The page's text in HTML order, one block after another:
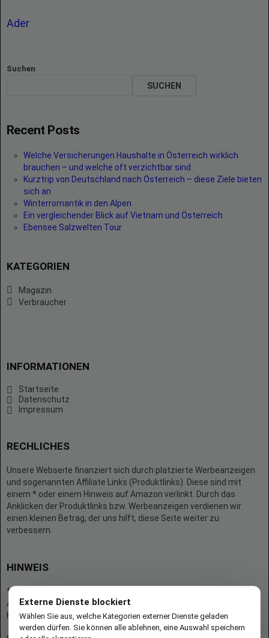
Ader
Suchen
SUCHEN
Recent Posts
Welche Versicherungen Haushalte in Österreich wirklich
brauchen – und welche oft verzichtbar sind
Kurztrip von Deutschland nach Österreich – diese Ziele bieten
sich an
Winterromantik in den Alpen
Ein vergleichender Blick auf Vietnam und Österreich
Ebensee Salzwelten Tour
KATEGORIEN
Magazin
Verbraucher
INFORMATIONEN
Startseite
Datenschutz
Impressum
RECHLICHES
Unsere Webseite finanziert sich durch platzierte Werbeanzeigen
und sogenannten Affiliate Links (Produktlinks). Diese sind mit
einem * oder einem Hinweis auf Amazon verlinkt. Durch das
Anklicken der Produktlinks bzw. Werbeanzeigen verdienen wir
einen kleinen Betrag, der uns hilft, diese Seite weiter zu
verbessern.
HINWEIS
* = Afilliate-Link (=Werbung)
Als Amazon-Partner verdient der Seitenbetreiber an qualifizierten
Käufen.
Externe Dienste blockiert
Wählen Sie aus, welche Kategorien externer Dienste geladen
werden dürfen. Sie können alle ablehnen, eine Auswahl speichern